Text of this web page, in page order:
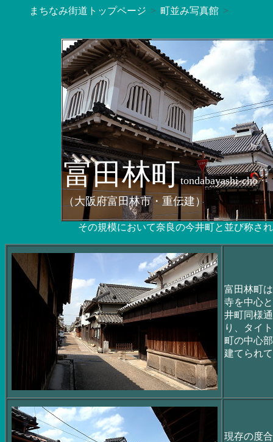
まちなみ街道トップページ 町並み写真館
富田林町tondabayashi-cho
（大阪府富田林市・重伝建）
その規模において奈良の今井町と並び称さ
富田林町
寺を中心
井町同様
り、タイ
町の中心
建てられ
現存の度